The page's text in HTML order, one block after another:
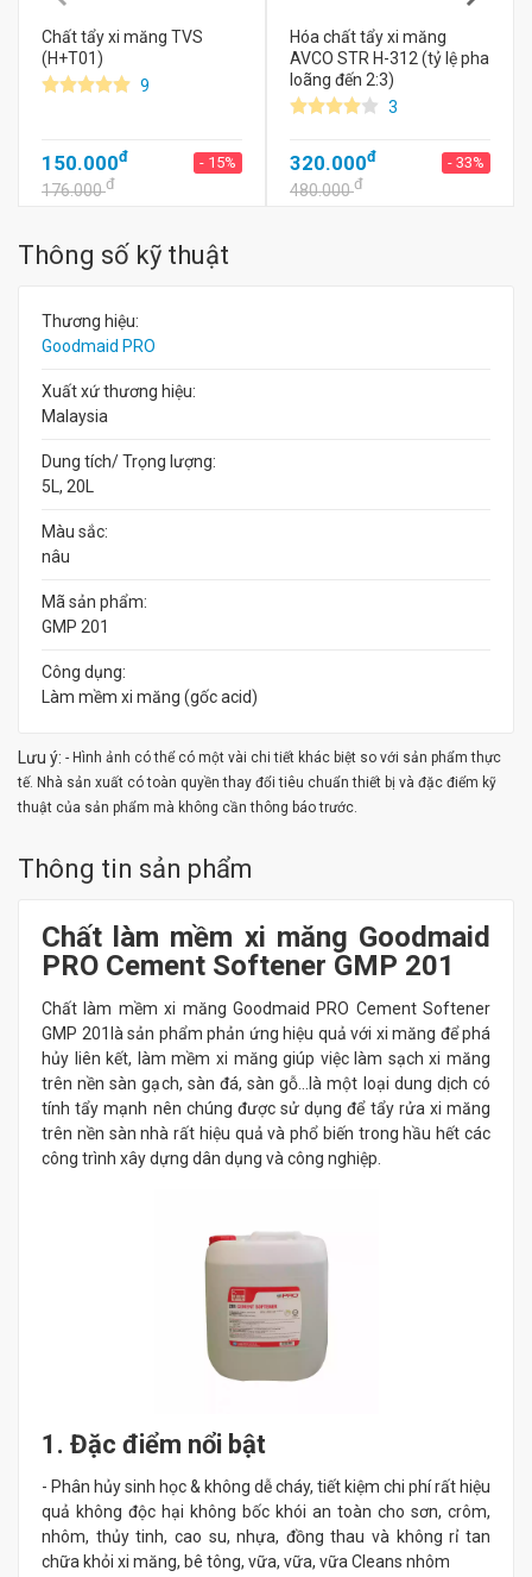
Chất tẩy xi măng TVS
(H+T01)
9
150.000đ - 15%
176.000đ
Hóa chất tẩy xi măng
AVCO STR H-312 (tỷ lệ pha
loãng đến 2:3)
3
320.000đ - 33%
480.000đ
Thông số kỹ thuật
Thương hiệu:
Goodmaid PRO
Xuất xứ thương hiệu:
Malaysia
Dung tích/ Trọng lượng:
5L, 20L
Màu sắc:
nâu
Mã sản phẩm:
GMP 201
Công dụng:
Làm mềm xi măng (gốc acid)
Lưu ý: - Hình ảnh có thể có một vài chi tiết khác biệt so với sản phẩm thực
tế. Nhà sản xuất có toàn quyền thay đổi tiêu chuẩn thiết bị và đặc điểm kỹ
thuật của sản phẩm mà không cần thông báo trước.
Thông tin sản phẩm
Chất làm mềm xi măng Goodmaid
PRO Cement Softener GMP 201
Chất làm mềm xi măng Goodmaid PRO Cement Softener
GMP 201là sản phẩm phản ứng hiệu quả với xi măng để phá
hủy liên kết, làm mềm xi măng giúp việc làm sạch xi măng
trên nền sàn gạch, sàn đá, sàn gỗ…là một loại dung dịch có
tính tẩy mạnh nên chúng được sử dụng để tẩy rửa xi măng
trên nền sàn nhà rất hiệu quả và phổ biến trong hầu hết các
công trình xây dựng dân dụng và công nghiệp.
1. Đặc điểm nổi bật
- Phân hủy sinh học & không dễ cháy, tiết kiệm chi phí rất hiệu
quả không độc hại không bốc khói an toàn cho sơn, crôm,
nhôm, thủy tinh, cao su, nhựa, đồng thau và không rỉ tan
chữa khỏi xi măng, bê tông, vữa, vữa, vữa Cleans nhôm